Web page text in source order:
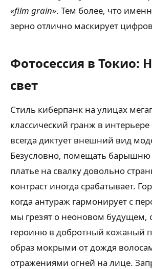
«film grain». Тем более, что
зерно отлично маскирует
Фотосессия в Токио:
свет
Стиль киберпанк на улицах
классический гранж в
всегда диктует внешний вид
Безусловно, помещать барышню
платье на свалку довольно
контраст иногда срабатывает.
когда антураж гармонирует с
мы грезят о неоновом будущем,
героиню в добротный кожаный
образ мокрыми от дождя
отражениями огней на лице.